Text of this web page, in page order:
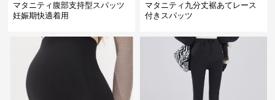
マタニティ腹部支持型スパッツ
妊娠期快適着用
マタニティ九分丈裾あてレース
付きスパッツ